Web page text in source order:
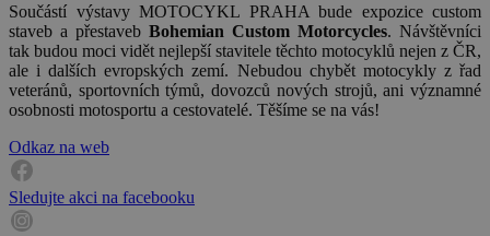
Součástí výstavy MOTOCYKL PRAHA bude expozice custom
staveb a přestaveb Bohemian Custom Motorcycles. Návštěvníci
tak budou moci vidět nejlepší stavitele těchto motocyklů nejen z ČR,
ale i dalších evropských zemí. Nebudou chybět motocykly z řad
veteránů, sportovních týmů, dovozců nových strojů, ani významné
osobnosti motosportu a cestovatelé. Těšíme se na vás!
Odkaz na web
Sledujte akci na facebooku